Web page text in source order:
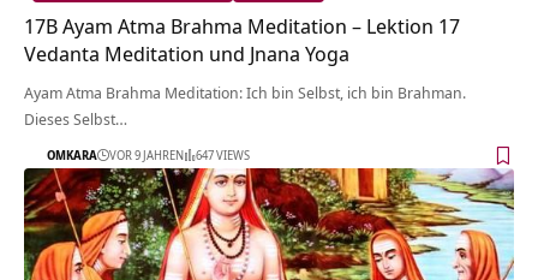
17B Ayam Atma Brahma Meditation – Lektion 17
Vedanta Meditation und Jnana Yoga
Ayam Atma Brahma Meditation: Ich bin Selbst, ich bin Brahman.
Dieses Selbst…
OMKARA VOR 9 JAHREN 647 VIEWS